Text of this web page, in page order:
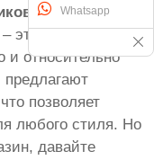
панелей
это отличный
и относительно
предлагают
позволяет
любого стиля. Но
давайте
Whatsapp